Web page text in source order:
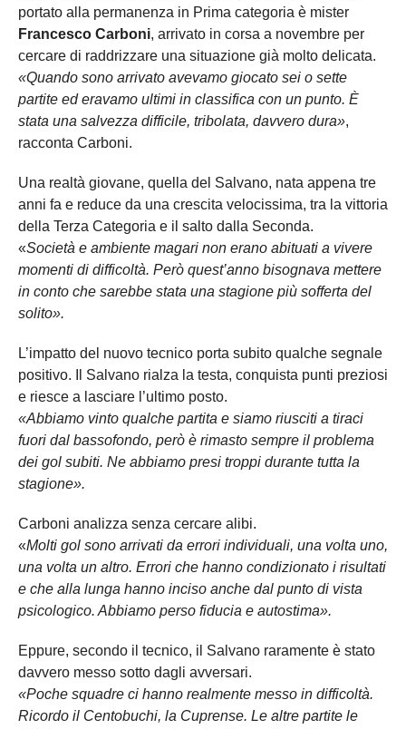
portato alla permanenza in Prima categoria è mister
Francesco Carboni, arrivato in corsa a novembre per
cercare di raddrizzare una situazione già molto delicata.
«Quando sono arrivato avevamo giocato sei o sette
partite ed eravamo ultimi in classifica con un punto. È
stata una salvezza difficile, tribolata, davvero dura»,
racconta Carboni.
Una realtà giovane, quella del Salvano, nata appena tre
anni fa e reduce da una crescita velocissima, tra la vittoria
della Terza Categoria e il salto dalla Seconda.
«Società e ambiente magari non erano abituati a vivere
momenti di difficoltà. Però quest’anno bisognava mettere
in conto che sarebbe stata una stagione più sofferta del
solito».
L’impatto del nuovo tecnico porta subito qualche segnale
positivo. Il Salvano rialza la testa, conquista punti preziosi
e riesce a lasciare l’ultimo posto.
«Abbiamo vinto qualche partita e siamo riusciti a tiraci
fuori dal bassofondo, però è rimasto sempre il problema
dei gol subiti. Ne abbiamo presi troppi durante tutta la
stagione».
Carboni analizza senza cercare alibi.
«Molti gol sono arrivati da errori individuali, una volta uno,
una volta un altro. Errori che hanno condizionato i risultati
e che alla lunga hanno inciso anche dal punto di vista
psicologico. Abbiamo perso fiducia e autostima».
Eppure, secondo il tecnico, il Salvano raramente è stato
davvero messo sotto dagli avversari.
«Poche squadre ci hanno realmente messo in difficoltà.
Ricordo il Centobuchi, la Cuprense. Le altre partite le